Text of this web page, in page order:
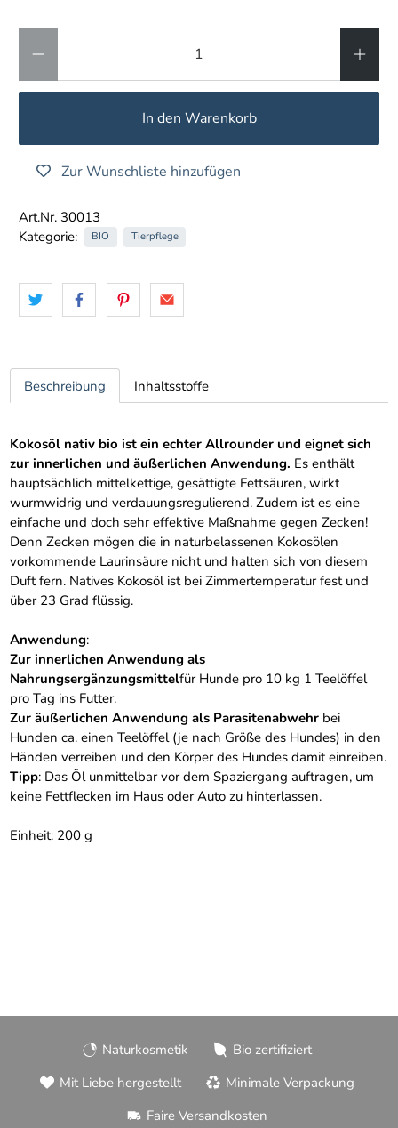
In den Warenkorb
Zur Wunschliste hinzufügen
Art.Nr. 30013
Kategorie:
BIO Tierpflege
Beschreibung Inhaltsstoffe
Kokosöl nativ bio ist ein echter Allrounder und eignet sich
zur innerlichen und äußerlichen Anwendung. Es enthält
hauptsächlich mittelkettige, gesättigte Fettsäuren, wirkt
wurmwidrig und verdauungsregulierend. Zudem ist es eine
einfache und doch sehr effektive Maßnahme gegen Zecken!
Denn Zecken mögen die in naturbelassenen Kokosölen
vorkommende Laurinsäure nicht und halten sich von diesem
Duft fern. Natives Kokosöl ist bei Zimmertemperatur fest und
über 23 Grad flüssig.
Anwendung:
Zur innerlichen Anwendung als
Nahrungsergänzungsmittelfür Hunde pro 10 kg 1 Teelöffel
pro Tag ins Futter.
Zur äußerlichen Anwendung als Parasitenabwehr bei
Hunden ca. einen Teelöffel (je nach Größe des Hundes) in den
Händen verreiben und den Körper des Hundes damit einreiben.
Tipp: Das Öl unmittelbar vor dem Spaziergang auftragen, um
keine Fettflecken im Haus oder Auto zu hinterlassen.
Einheit: 200 g
Naturkosmetik
Bio zertifiziert
Mit Liebe hergestellt
Minimale Verpackung
Faire Versandkosten